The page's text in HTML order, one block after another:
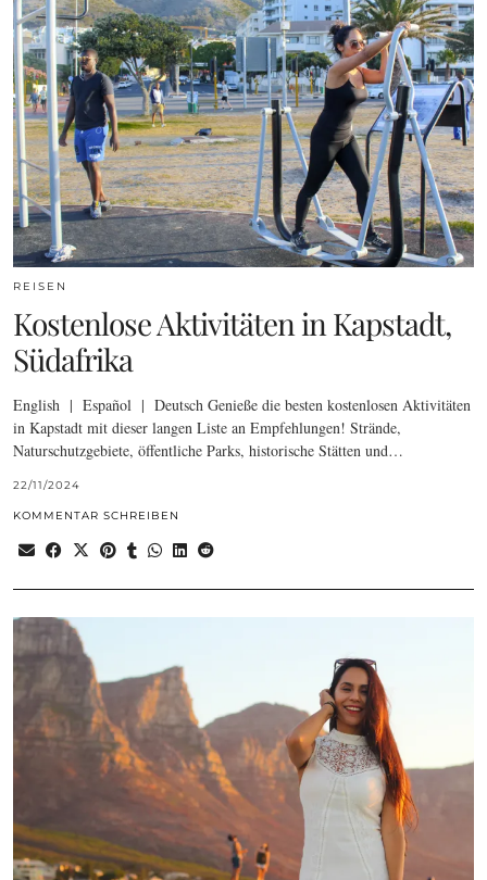
REISEN
Kostenlose Aktivitäten in Kapstadt,
Südafrika
English | Español | Deutsch Genieße die besten kostenlosen Aktivitäten
in Kapstadt mit dieser langen Liste an Empfehlungen! Strände,
Naturschutzgebiete, öffentliche Parks, historische Stätten und…
22/11/2024
KOMMENTAR SCHREIBEN